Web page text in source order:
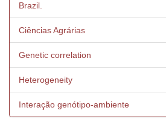
Brazil.
Ciências Agrárias
Genetic correlation
Heterogeneity
Interação genótipo-ambiente